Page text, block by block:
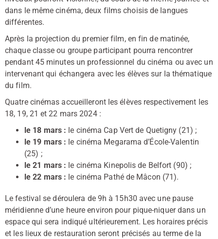
dans le même cinéma, deux films choisis de langues
différentes.
Après la projection du premier film, en fin de matinée,
chaque classe ou groupe participant pourra rencontrer
pendant 45 minutes un professionnel du cinéma ou avec un
intervenant qui échangera avec les élèves sur la thématique
du film.
Quatre cinémas accueilleront les élèves respectivement les
18, 19, 21 et 22 mars 2024 :
le 18 mars : le cinéma Cap Vert de Quetigny (21) ;
le 19 mars : le cinéma Megarama d’École-Valentin
(25) ;
le 21 mars : le cinéma Kinepolis de Belfort (90) ;
le 22 mars : le cinéma Pathé de Mâcon (71).
Le festival se déroulera de 9h à 15h30 avec une pause
méridienne d’une heure environ pour pique-niquer dans un
espace qui sera indiqué ultérieurement. Les horaires précis
et les lieux de restauration seront précisés au terme de la